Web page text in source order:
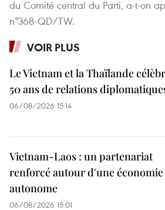
du Comité central du Parti, a-t-on
n°368-QD/TW.
VOIR PLUS
Le Vietnam et la Thaïlande
50 ans de relations
06/08/2026 15:14
Vietnam-Laos : un partenariat
renforcé autour d'une économie
autonome
06/08/2026 15:01